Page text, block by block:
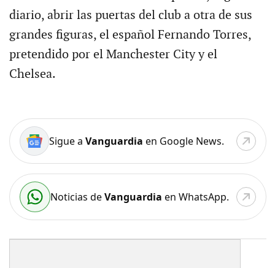
diario, abrir las puertas del club a otra de sus
grandes figuras, el español Fernando Torres,
pretendido por el Manchester City y el
Chelsea.
Sigue a Vanguardia en Google News.
Noticias deVanguardia en WhatsApp.